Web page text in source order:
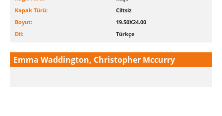
Kapak Türü:
Ciltsiz
Boyut:
19.50X24.00
Dil:
Türkçe
Emma Waddington, Christopher Mccurry